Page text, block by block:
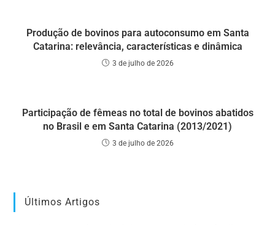
Produção de bovinos para autoconsumo em Santa
Catarina: relevância, características e dinâmica
3 de julho de 2026
Participação de fêmeas no total de bovinos abatidos
no Brasil e em Santa Catarina (2013/2021)
3 de julho de 2026
Últimos Artigos